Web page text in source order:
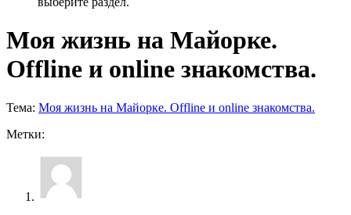
Моя жизнь на Майорке.
Offline и online знакомства.
Тема: Моя жизнь на Майорке. Offline и online знакомства.
Метки: